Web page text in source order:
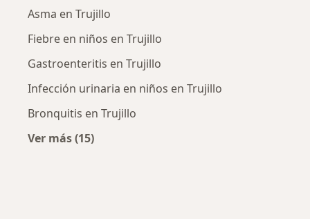
Asma en Trujillo
Fiebre en niños en Trujillo
Gastroenteritis en Trujillo
Infección urinaria en niños en Trujillo
Bronquitis en Trujillo
Ver más (15)